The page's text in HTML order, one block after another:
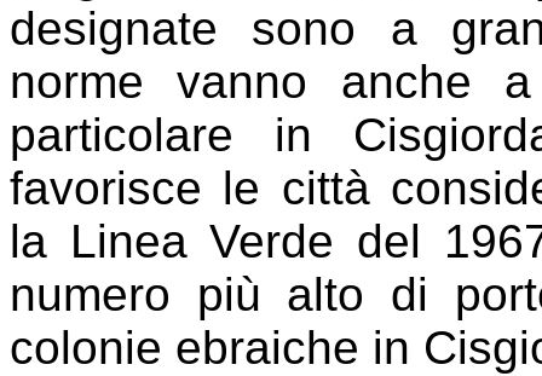
designate sono a
norme vanno anche
particolare in
favorisce le città
la Linea Verde del
numero più alto di
colonie ebraiche in